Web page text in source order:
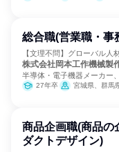
総合職(営業職・事
【文理不問】グローバル人
株式会社岡本工作機械製
半導体・電子機器メーカー
27年卒 宮城県、群馬県、埼玉県、神奈川県、富山
商品企画職(商品の
ダクトデザイン)